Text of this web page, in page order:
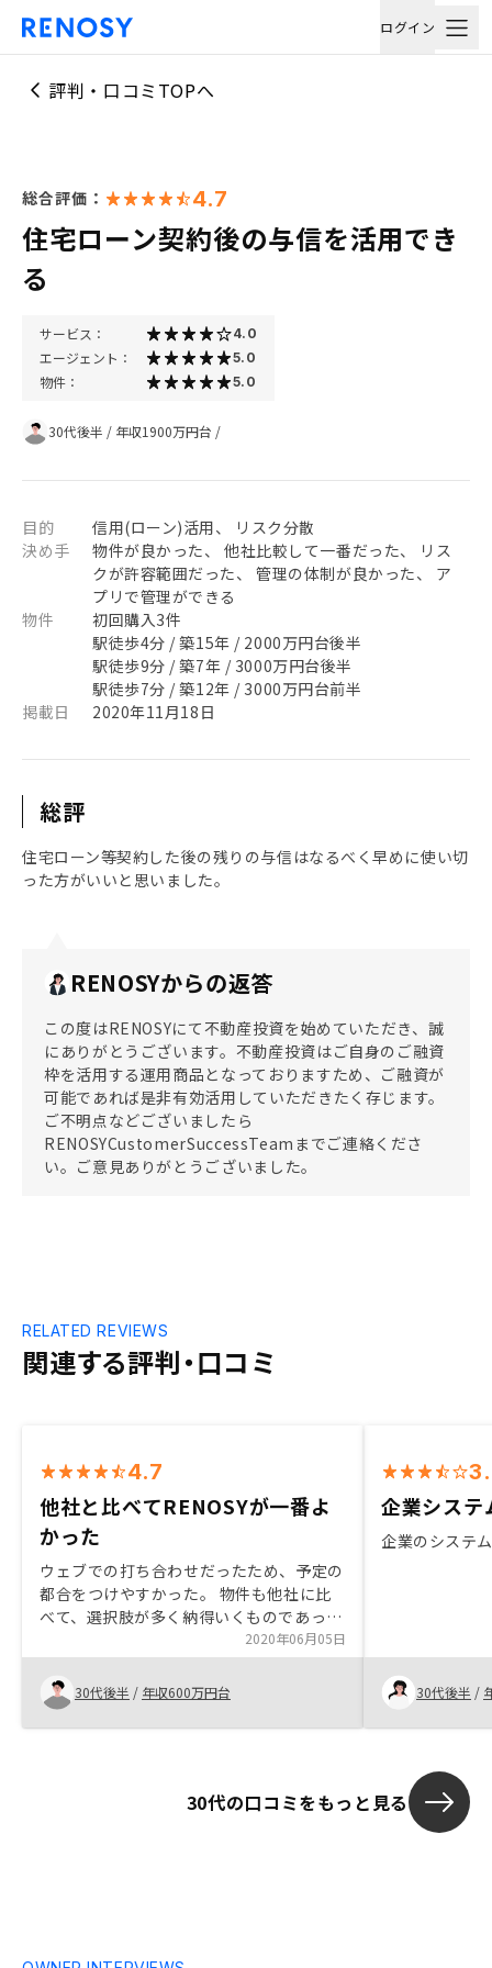
ログイン
評判・口コミTOPへ
総合評価： 4.7
住宅ローン契約後の与信を活用でき
る
サービス： 4.0
エージェント： 5.0
物件： 5.0
30代後半 / 年収1900万円台 /
目的
信用(ローン)活用、 リスク分散
決め手
物件が良かった、 他社比較して一番だった、 リス
クが許容範囲だった、 管理の体制が良かった、 ア
プリで管理ができる
物件
初回購入3件
駅徒歩4分 / 築15年 / 2000万円台後半
駅徒歩9分 / 築7年 / 3000万円台後半
駅徒歩7分 / 築12年 / 3000万円台前半
掲載日
2020年11月18日
総評
住宅ローン等契約した後の残りの与信はなるべく早めに使い切
った方がいいと思いました。
RENOSYからの返答
この度はRENOSYにて不動産投資を始めていただき、誠
にありがとうございます。不動産投資はご自身のご融資
枠を活用する運用商品となっておりますため、ご融資が
可能であれば是非有効活用していただきたく存じます。
ご不明点などございましたら
RENOSYCustomerSuccessTeamまでご連絡くださ
い。ご意見ありがとうございました。
関連する評判・口コミ
RELATED REVIEWS
4.7
他社と比べてRENOSYが一番よ
かった
ウェブでの打ち合わせだったため、予定の
都合をつけやすかった。 物件も他社に比
べて、選択肢が多く納得いくものであっ
2020年06月05日
30代後半 / 年収600万円台
企業システ
企業のシステ
30代後半 /
30代の口コミをもっと見る